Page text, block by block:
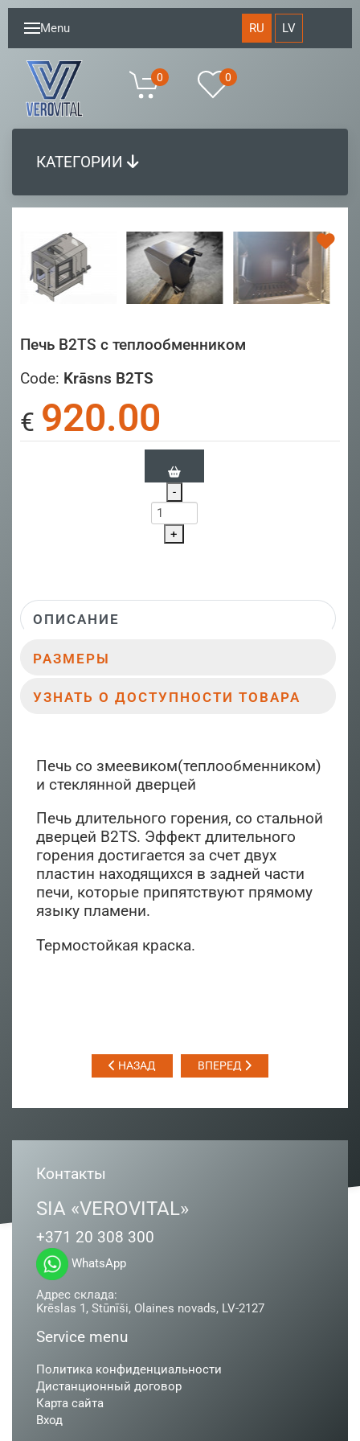
Menu RU LV
0 0
КАТЕГОРИИ
Печь B2TS с теплообменником
Code: Krāsns B2TS
€ 920.00
-
+
ОПИСАНИЕ
РАЗМЕРЫ
УЗНАТЬ О ДОСТУПНОСТИ ТОВАРА
Печь со змеевиком(теплообменником)
и стеклянной дверцей
Печь длительного горения, со стальной
дверцей В2TS. Эффект длительного
горения достигается за счет двух
пластин находящихся в задней части
печи, которые припятствуют прямому
языку пламени.
Термостойкая краска.
НАЗАД ВПЕРЕД
Контакты
SIA «VEROVITAL»
+371 20 308 300
WhatsApp
Адрес склада:
Krēslas 1, Stūnīši, Olaines novads, LV-2127
Service menu
Политика конфиденциальности
Дистанционный договор
Карта сайта
Вход